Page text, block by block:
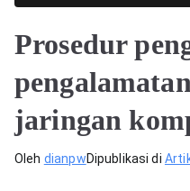
Prosedur
jaringan
Oleh dianpwDipublikasi di